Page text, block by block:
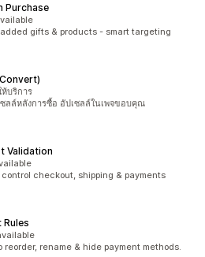
Purchase
gifts & products - smart targeting
บริการ
ซลล์หลังการซื้อ อัปเซลล์ในเพจขอบคุณ
Validation
checkout, shipping & payments
Rules
reorder, rename & hide payment methods.